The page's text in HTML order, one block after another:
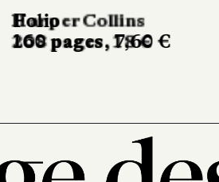
Folio
160 pages, 7,60 €